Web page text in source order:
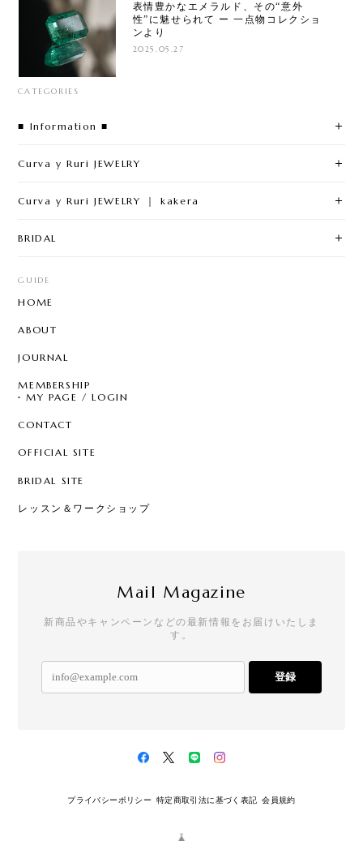
表情豊かなエメラルド、その“意外
性”に魅せられて ー 一点物コレクショ
ンより
2025.05.27
CATEGORIES
■ Information ■
Curva y Ruri JEWELRY
Curva y Ruri JEWELRY ｜ kakera
BRIDAL
GUIDE
HOME
ABOUT
JOURNAL
MEMBERSHIP
MY PAGE / LOGIN
CONTACT
OFFICIAL SITE
BRIDAL SITE
レッスン＆ワークショップ
Mail Magazine
新商品やキャンペーンなどの最新情報をお届けいたしま
す。
登録
プライバシーポリシー 特定商取引法に基づく表記 会員規約